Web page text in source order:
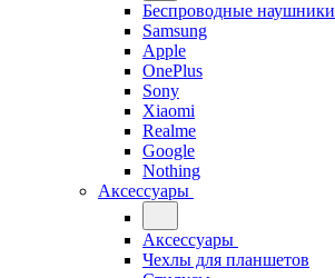
Беспроводные наушники
Samsung
Apple
OnePlus
Sony
Xiaomi
Realme
Google
Nothing
Аксессуары
Аксессуары
Чехлы для планшетов